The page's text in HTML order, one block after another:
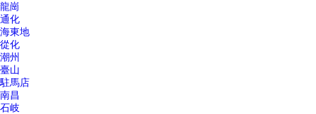
龍崗
通化
海東地
從化
潮州
臺山
駐馬店
南昌
石岐